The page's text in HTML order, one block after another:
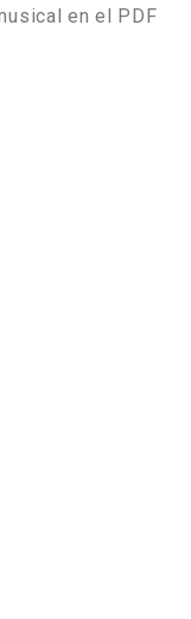
en el PDF